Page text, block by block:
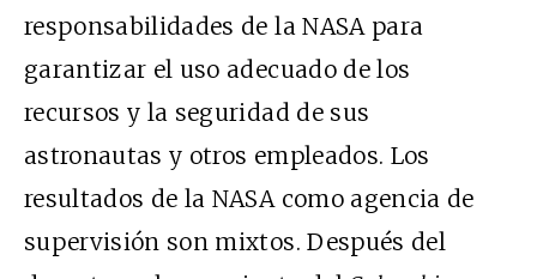
responsabilidades de la NASA para
garantizar el uso adecuado de los
recursos y la seguridad de sus
astronautas y otros empleados. Los
resultados de la NASA como agencia de
supervisión son mixtos. Después del